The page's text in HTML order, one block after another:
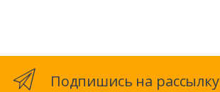
Подпишись на рассылку